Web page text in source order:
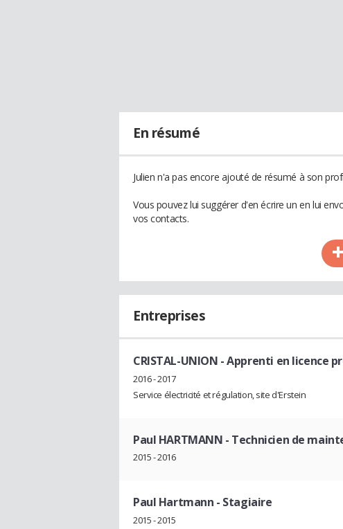
En résumé
Julien n'a pas encore ajouté de résumé à son
Vous pouvez lui suggérer d'en écrire un en lui
vos contacts.
Entreprises
CRISTAL-UNION - Apprenti en licence
2016 - 2017
Service électricité et régulation, site d'Erstein
Paul HARTMANN - Technicien de
2015 - 2016
Paul Hartmann - Stagiaire
2015 - 2015